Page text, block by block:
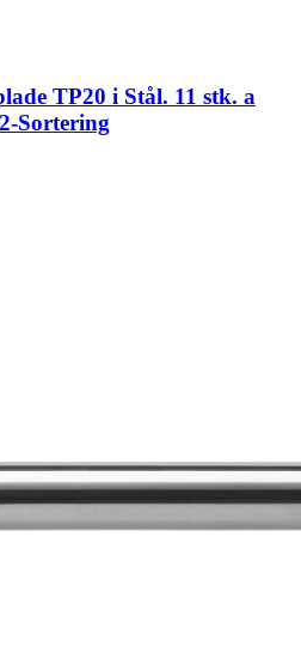
TP20 i Stål. 11 stk. a
Sortering